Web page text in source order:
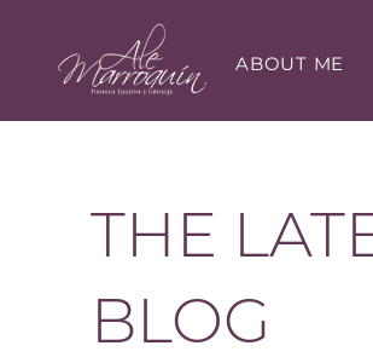
ABOUT ME
THE
BLOG